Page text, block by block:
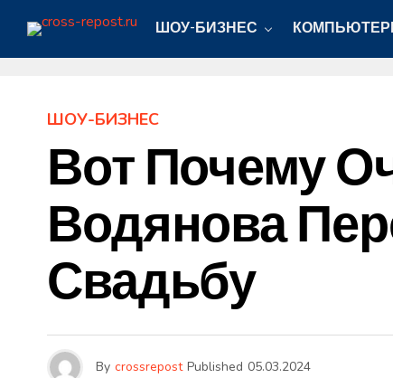
ШОУ-БИЗНЕС
ШОУ-БИЗНЕС
Вот Почему
Водянова
Свадьбу
By crossrepost Published 05.03.2024